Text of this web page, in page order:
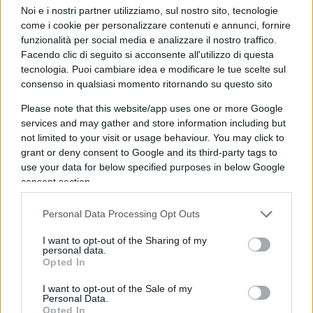
Noi e i nostri partner utilizziamo, sul nostro sito, tecnologie
come i cookie per personalizzare contenuti e annunci, fornire
funzionalità per social media e analizzare il nostro traffico.
Facendo clic di seguito si acconsente all'utilizzo di questa
tecnologia. Puoi cambiare idea e modificare le tue scelte sul
consenso in qualsiasi momento ritornando su questo sito
Please note that this website/app uses one or more Google
services and may gather and store information including but
not limited to your visit or usage behaviour. You may click to
grant or deny consent to Google and its third-party tags to
use your data for below specified purposes in below Google
consent section.
Personal Data Processing Opt Outs
I want to opt-out of the Sharing of my
personal data.
Opted In
I want to opt-out of the Sale of my
Personal Data.
Opted In
autoreferenziale ed endogamico, in cui il metro
muta da provincia a provincia.La riforma
Valditara, sfoltendo le commissioni, ha
prodotto come primo effetto tangibile non più
rigore ma più lodi.Ed è qui che affiora il
fallimento sostanziale: quello dei criteri che
dovrebbero governare la formazione e il controllo
del corpo docente. Il docente si forma, insegna e
si giudica dentro circuiti locali chiusi, senza che
alcun organo terzo certifichi la comparabilità dei
macchina che promuove se stessa nella quasi
totalità dei casi non vigila ma si assolve.